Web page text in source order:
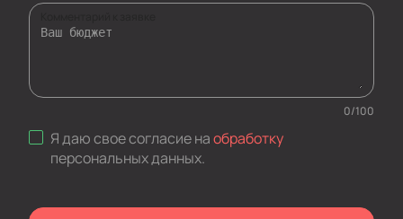
0/100
Я даю свое согласие наобработку
персональных данных.